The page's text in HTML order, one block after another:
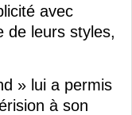
avec
de leurs styles,
» lui a permis
à son